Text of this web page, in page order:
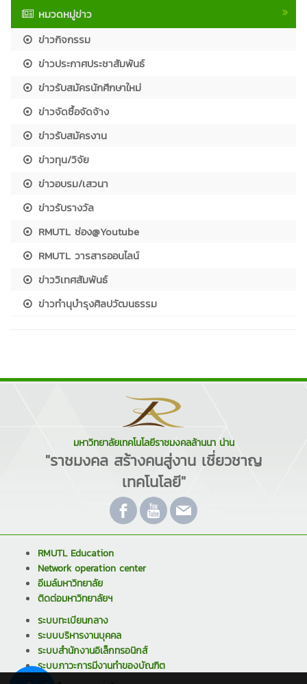
หมวดหมู่ข่าว
ข่าวกิจกรรม
ข่าวประกาศประชาสัมพันธ์
ข่าวรับสมัครนักศึกษาใหม่
ข่าวจัดซื้อจัดจ้าง
ข่าวรับสมัครงาน
ข่าวทุน/วิจัย
ข่าวอบรม/เสวนา
ข่าวรับรางวัล
RMUTL ช่อง@Youtube
RMUTL วารสารออนไลน์
ข่าววิเทศสัมพันธ์
ข่าวทำนุบำรุงศิลปวัฒนธรรม
มหาวิทยาลัยเทคโนโลยีราชมงคลล้านนา น่าน
"ราชมงคล สร้างคนสู่งาน เชี่ยวชาญ
เทคโนโลยี"
RMUTL Education
Network operation center
อีเมล์มหาวิทยาลัย
ติดต่อมหาวิทยาลัยฯ
ระบบทะเบียนกลาง
ระบบบริหารงานบุคคล
ระบบสำนักงานอิเล็กทรอนิกส์
ระบบภาวะการมีงานทำของบัณฑิต